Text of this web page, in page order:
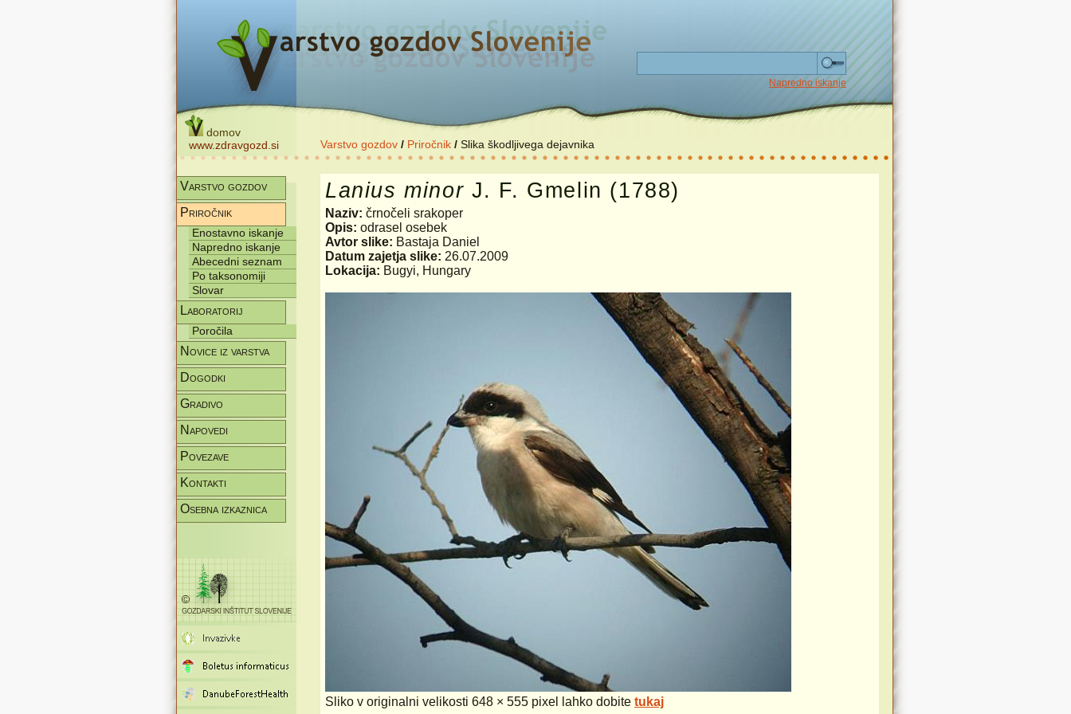
Napredno iskanje
domov
www.zdravgozd.si
Varstvo gozdov / Priročnik / Slika škodljivega dejavnika
Varstvo gozdov
Priročnik
Enostavno iskanje
Napredno iskanje
Abecedni seznam
Po taksonomiji
Slovar
Laboratorij
Poročila
Novice iz varstva
Dogodki
Gradivo
Napovedi
Povezave
Kontakti
Osebna izkaznica
Lanius minor J. F. Gmelin (1788)
Naziv: črnočeli srakoper
Opis: odrasel osebek
Avtor slike: Bastaja Daniel
Datum zajetja slike: 26.07.2009
Lokacija: Bugyi, Hungary
Sliko v originalni velikosti 648 × 555 pixel lahko dobite tukaj